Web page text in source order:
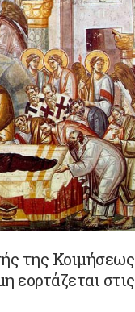
της Κοιμήσεως
εορτάζεται στις